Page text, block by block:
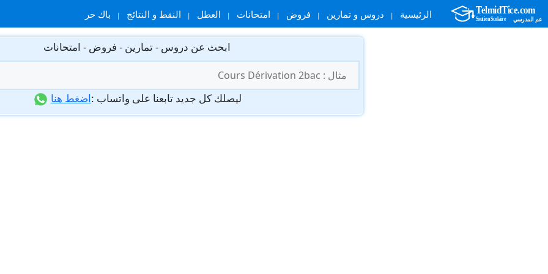
الرئيسية دروس و تمارين فروض امتحانات العطل النقط و النتائج باك حر
ابحث عن دروس - تمارين - فروض - امتحانات
عن:
ليصلك كل جديد تابعنا على واتساب :اضغط هنا